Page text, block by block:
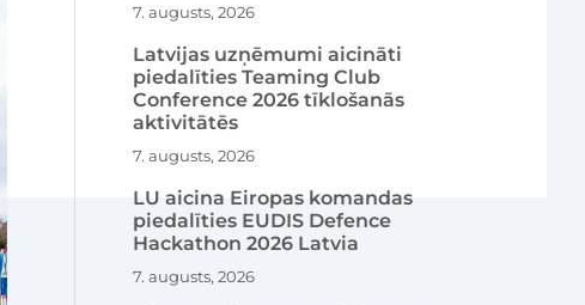
7. augusts, 2026
Latvijas uzņēmumi aicināti
piedalīties Teaming Club
Conference 2026 tīklošanās
aktivitātēs
7. augusts, 2026
LU aicina Eiropas komandas
piedalīties EUDIS Defence
Hackathon 2026 Latvia
7. augusts, 2026